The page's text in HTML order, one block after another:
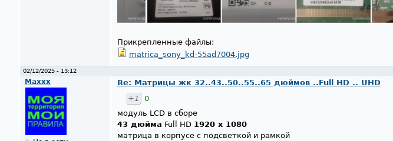
Прикрепленные файлы:
matrica_sony_kd-55ad7004.jpg
02/12/2025 - 13:12
Maxxx
Re: Матрицы жк 32..43..50..55..65 дюймов ..Full HD .. UHD
+1
0
модуль LCD в сборе
43 дюйма Full HD 1920 x 1080
матрица в корпусе с подсветкой и рамкой